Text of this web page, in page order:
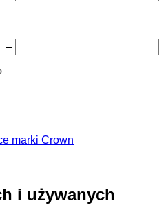
–
marki Crown
i używanych